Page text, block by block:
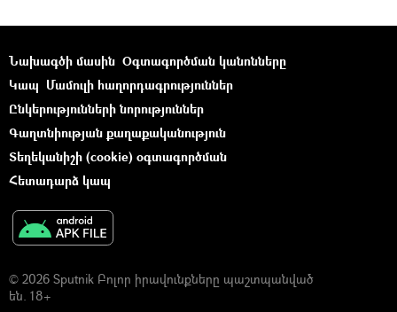
Նախագծի մասին Օգտագործման կանոնները
Կապ Մամուլի հաղորդագրություններ
Ընկերությունների նորություններ
Գաղտնիության քաղաքականություն
Տեղեկանիշի (cookie) օգտագործման
Հետադարձ կապ
© 2026 Sputnik Բոլոր իրավունքները պաշտպանված
են. 18+